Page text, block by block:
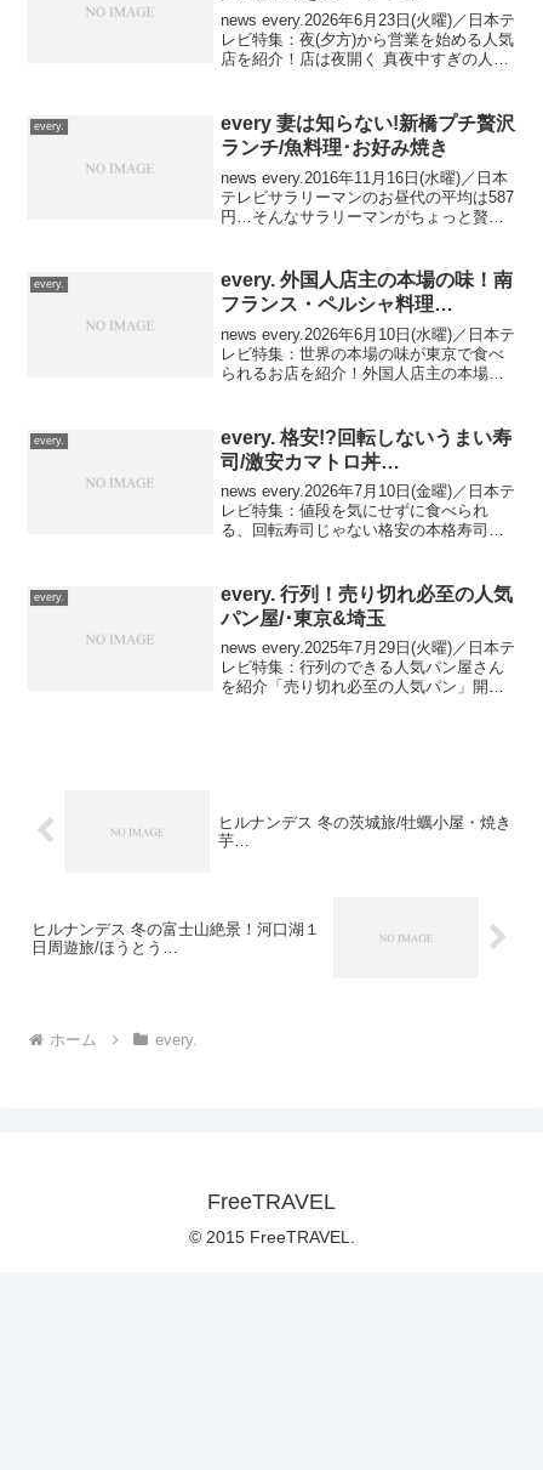
news every.2026年6月23日(火曜)／日本テ
レビ特集：夜(夕方)から営業を始める人気
店を紹介！店は夜開く 真夜中すぎの人気
オープンした焼き肉店※ １年...
every.
every 妻は知らない!新橋プチ贅沢
ランチ/魚料理･お好み焼き
news every.2016年11月16日(水曜)／日本
テレビサラリーマンのお昼代の平均は587
円…そんなサラリーマンがちょっと贅沢
場・広島の味 お好み焼き▼ 蕎麦が...
every.
every. 外国人店主の本場の味！南
フランス・ペルシャ料理…
news every.2026年6月10日(水曜)／日本テ
レビ特集：世界の本場の味が東京で食べ
られるお店を紹介！外国人店主の本場の
一大生産地！東京・自由が丘駅『ココ
ッ...
every.
every. 格安!?回転しないうまい寿
司/激安カマトロ丼…
news every.2026年7月10日(金曜)／日本テ
レビ特集：値段を気にせずに食べられ
る、回転寿司じゃない格安の本格寿司店
横浜・野毛/日ノ出町駅『立ち呑み寿司
藤...
every.
every. 行列！売り切れ必至の人気
パン屋/･東京&埼玉
news every.2025年7月29日(火曜)／日本テ
レビ特集：行列のできる人気パン屋さん
を紹介「売り切れ必至の人気パン」開店
ヒルナンデス 冬の茨城旅/牡蠣小屋・焼き
芋…
ヒルナンデス 冬の富士山絶景！河口湖１
日周遊旅/ほうとう…
ホーム every.
FreeTRAVEL
© 2015 FreeTRAVEL.